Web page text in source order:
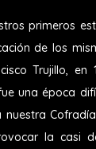
primeros
de los
Trujillo, en
una época
la casi